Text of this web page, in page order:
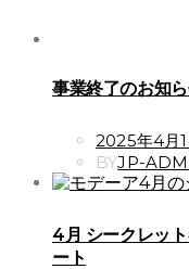
事業終了のお知
POSTED
ON
2025年4月
BYJP-
4月 シークレッ
ート